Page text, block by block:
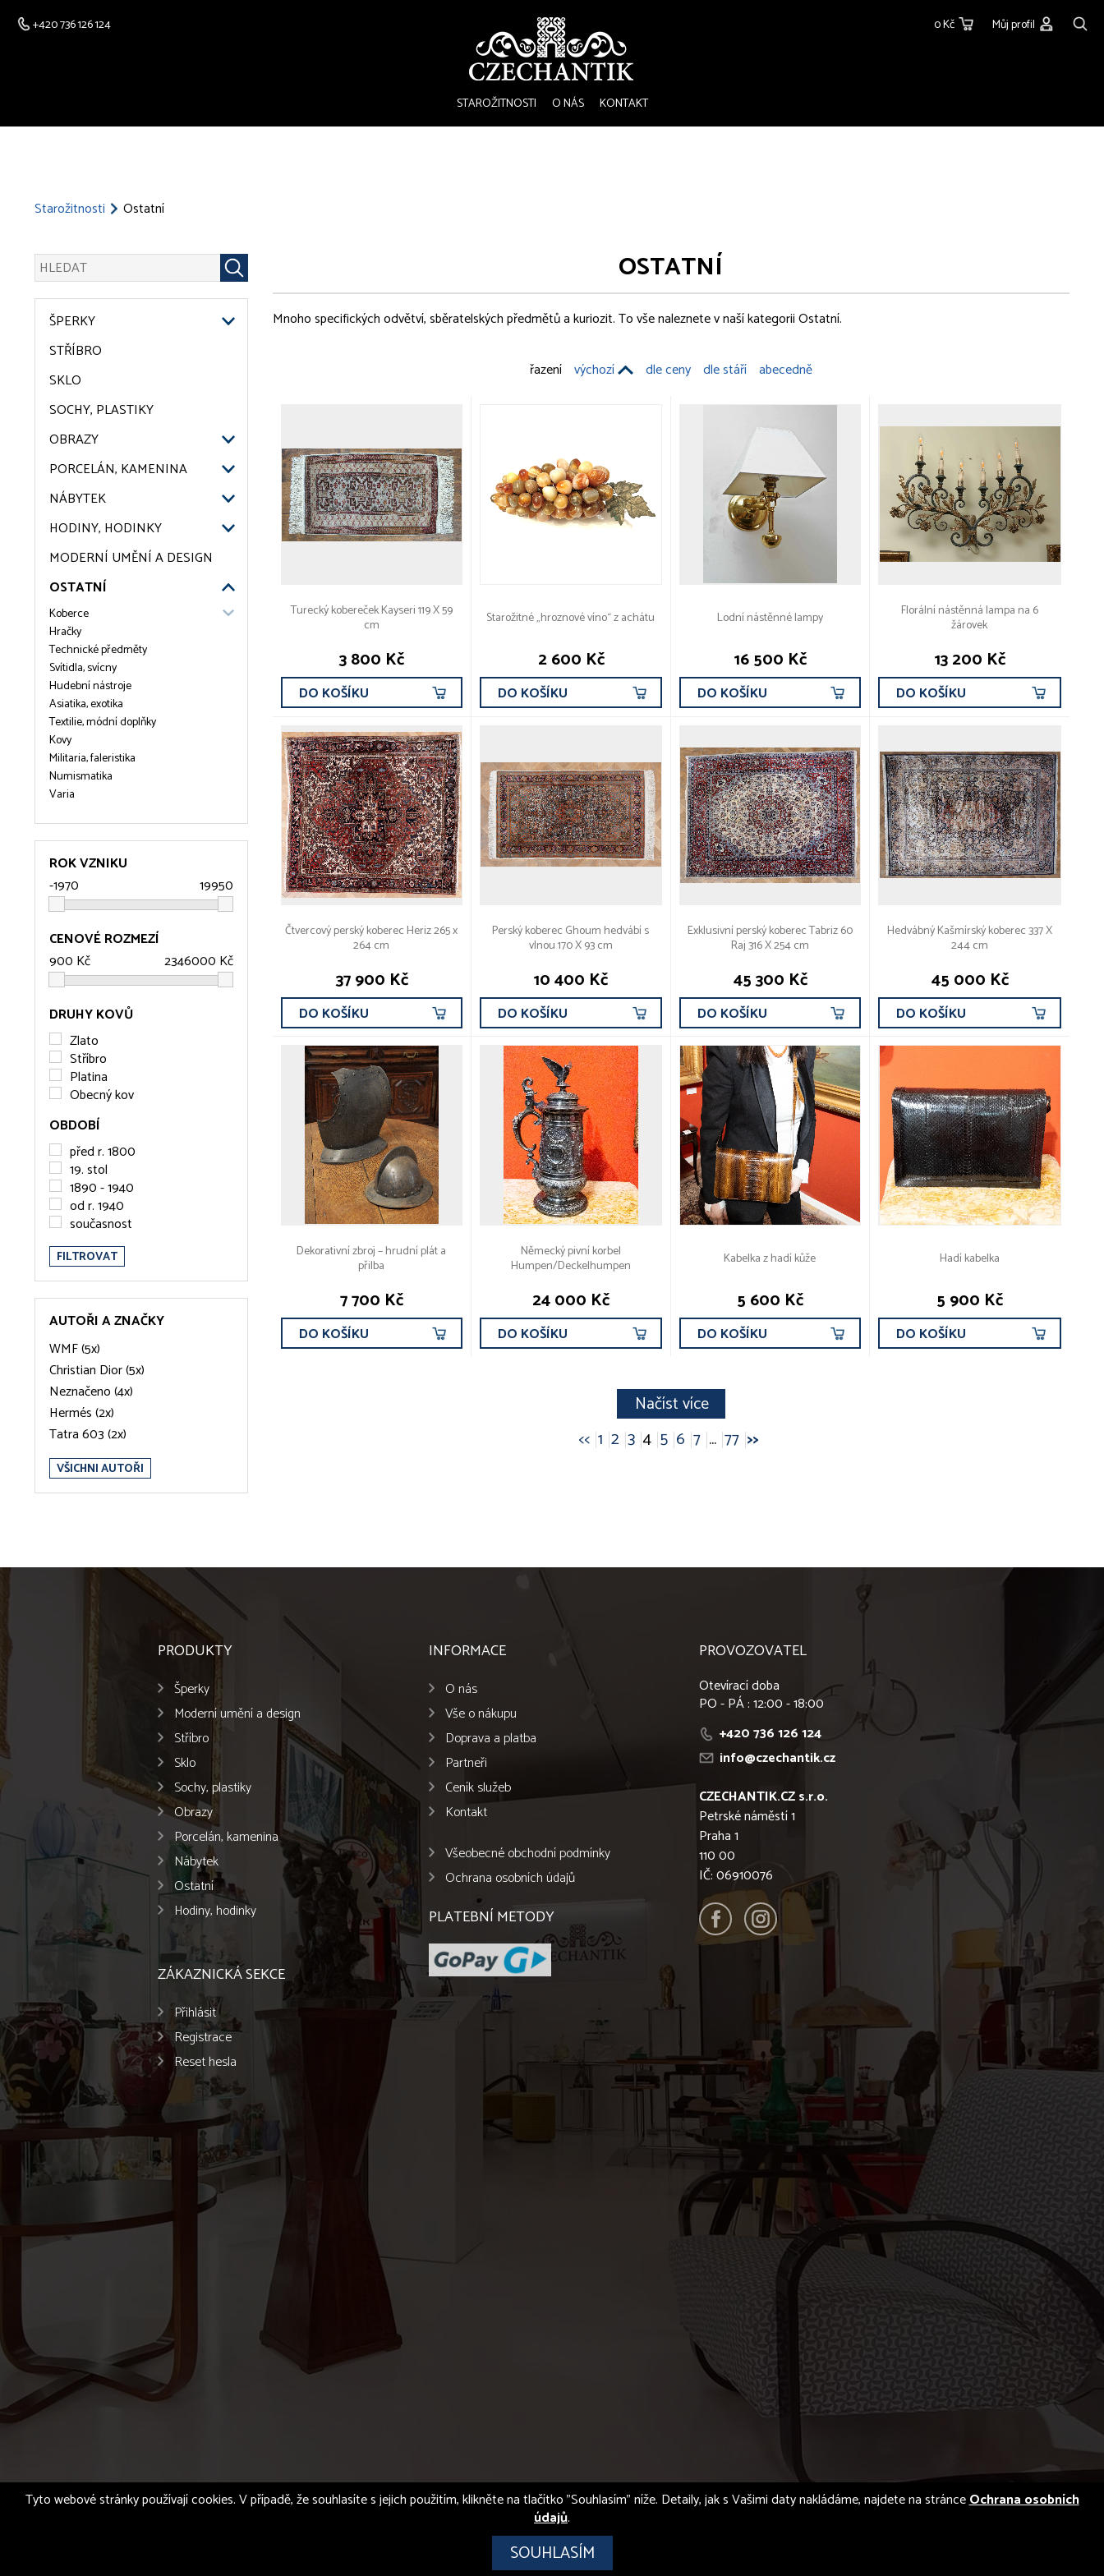
+420 736 126 124 0 Kč Můj profil
STAROŽITNOSTI O NÁS KONTAKT
Starožitnosti Ostatní
ŠPERKY
STŘÍBRO
SKLO
SOCHY, PLASTIKY
OBRAZY
PORCELÁN, KAMENINA
NÁBYTEK
HODINY, HODINKY
MODERNÍ UMĚNÍ A DESIGN
OSTATNÍ
Koberce
Hračky
Technické předměty
Svítidla, svícny
Hudební nástroje
Asiatika, exotika
Textilie, módní doplňky
Kovy
Militaria, faleristika
Numismatika
Varia
ROK VZNIKU
CENOVÉ ROZMEZÍ
DRUHY KOVŮ
Zlato
Stříbro
Platina
Obecný kov
OBDOBÍ
před r. 1800
19. stol
1890 - 1940
od r. 1940
současnost
FILTROVAT
AUTOŘI A ZNAČKY
WMF (5x)
Christian Dior (5x)
Neznačeno (4x)
Hermés (2x)
Tatra 603 (2x)
VŠICHNI AUTOŘI
OSTATNÍ
Mnoho specifických odvětví, sběratelských předmětů a kuriozit. To vše naleznete v naší kategorii Ostatní.
řazení výchozí dle ceny dle stáří abecedně
Turecký kobereček Kayseri 119 X 59
cm
3 800 Kč
DO KOŠÍKU
Starožitné „hroznové víno“ z achátu
2 600 Kč
DO KOŠÍKU
Lodní nástěnné lampy
16 500 Kč
DO KOŠÍKU
Florální nástěnná lampa na 6
žárovek
13 200 Kč
DO KOŠÍKU
Čtvercový perský koberec Heriz 265 x
264 cm
37 900 Kč
DO KOŠÍKU
Perský koberec Ghoum hedvábí s
vlnou 170 X 93 cm
10 400 Kč
DO KOŠÍKU
Exklusivní perský koberec Tabriz 60
Raj 316 X 254 cm
45 300 Kč
DO KOŠÍKU
Hedvábný Kašmírský koberec 337 X
244 cm
45 000 Kč
DO KOŠÍKU
Dekorativní zbroj – hrudní plát a
přilba
7 700 Kč
DO KOŠÍKU
Německý pivní korbel
Humpen/Deckelhumpen
24 000 Kč
DO KOŠÍKU
Kabelka z hadí kůže
5 600 Kč
DO KOŠÍKU
Hadí kabelka
5 900 Kč
DO KOŠÍKU
Načíst více
<< 1 2 3 4 5 6 7 ... 77 >>
PRODUKTY
Šperky
Moderní umění a design
Stříbro
Sklo
Sochy, plastiky
Obrazy
Porcelán, kamenina
Nábytek
Ostatní
Hodiny, hodinky
ZÁKAZNICKÁ SEKCE
Přihlásit
Registrace
Reset hesla
INFORMACE
O nás
Vše o nákupu
Doprava a platba
Partneři
Ceník služeb
Kontakt
Všeobecné obchodní podmínky
Ochrana osobních údajů
PLATEBNÍ METODY
PROVOZOVATEL
Otevírací doba
PO - PÁ : 12:00 - 18:00
+420 736 126 124
info@czechantik.cz
CZECHANTIK.CZ s.r.o.
Petrské náměstí 1
Praha 1
110 00
IČ: 06910076
© 2026 CZECHANTIK.CZ s.r.o. designed byillusmart
Tyto webové stránky používají cookies. V případě, že souhlasíte s jejich použitím, klikněte na tlačítko "Souhlasím" níže. Detaily, jak s Vašimi daty nakládáme, najdete na stránceOchrana osobních
údajů.